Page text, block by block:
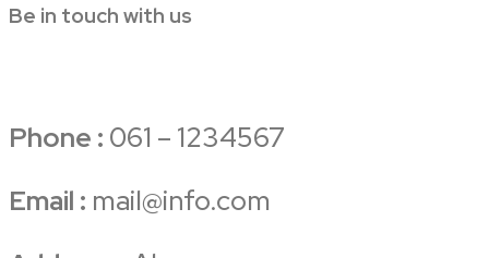
Be in touch with us
Phone : 061 – 1234567
Email : mail@info.com